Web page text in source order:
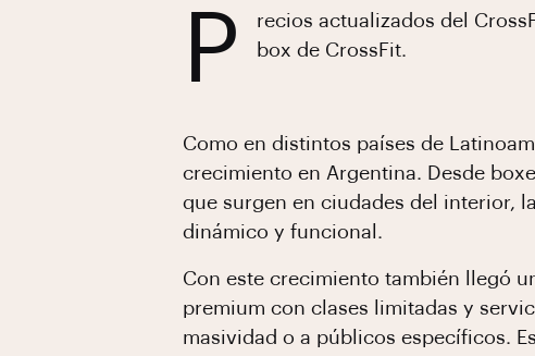
P
recios actualizados del
box de CrossFit.
Como en distintos países de
crecimiento en Argentina. Desde
que surgen en ciudades del interior,
dinámico y funcional.
Con este crecimiento también llegó
premium con clases limitadas y
masividad o a públicos específicos.